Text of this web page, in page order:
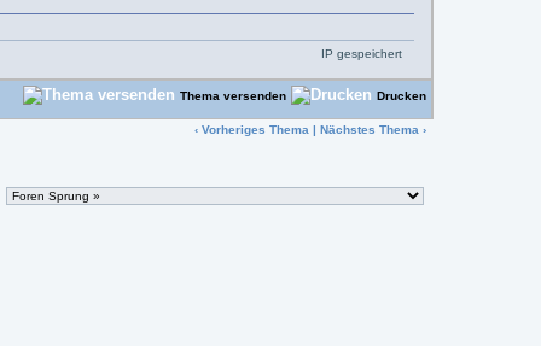
IP gespeichert
Thema versenden Drucken
‹Vorheriges Thema |Nächstes Thema ›